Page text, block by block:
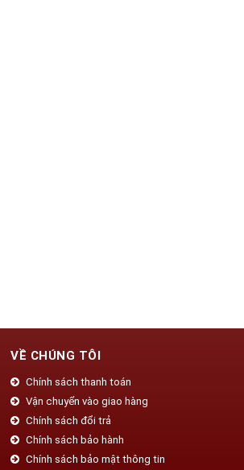
VỀ CHÚNG TÔI
Chính sách thanh toán
Vận chuyển vào giao hàng
Chính sách đổi trả
Chính sách bảo hành
Chính sách bảo mật thông tin